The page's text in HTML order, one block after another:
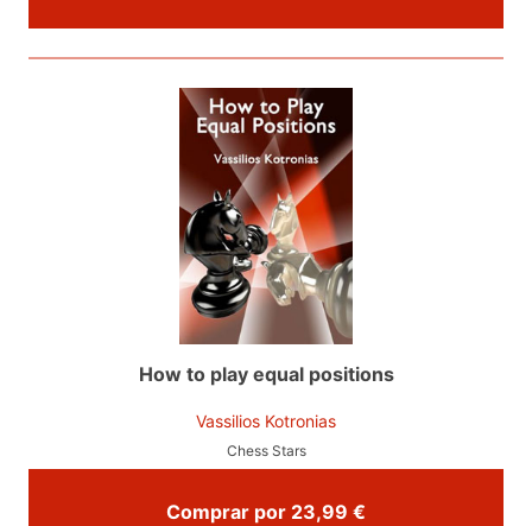
How to play equal positions
Vassilios Kotronias
Chess Stars
Comprar por 23,99 €